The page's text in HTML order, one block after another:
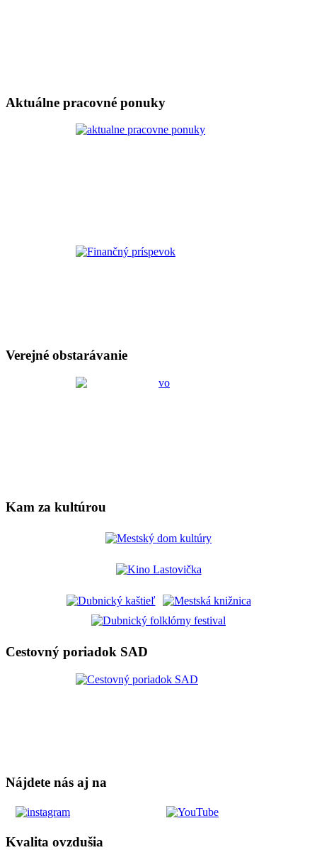
Aktuálne pracovné ponuky
Verejné obstarávanie
Kam za kultúrou
Cestovný poriadok SAD
Nájdete nás aj na
Kvalita ovzdušia